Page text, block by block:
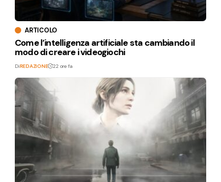
ARTICOLO
Come l’intelligenza artificiale sta cambiando il
modo di creare i videogiochi
DiREDAZIONE 22 ore fa